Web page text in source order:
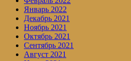
Январь 2022
Декабрь 2021
Ноябрь 2021
Октябрь 2021
Сентябрь 2021
Август 2021